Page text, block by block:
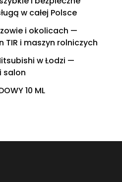
w całej Polsce
i okolicach —
TIR i maszyn rolniczych
w Łodzi —
salon
10 ML